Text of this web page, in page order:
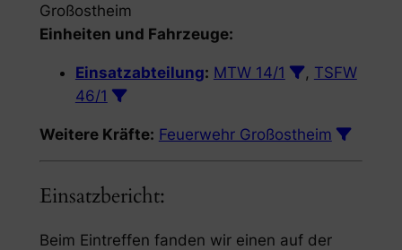
Großostheim
Einheiten und Fahrzeuge:
Einsatzabteilung: MTW 14/1 , TSFW
46/1
Weitere Kräfte: Feuerwehr Großostheim
Einsatzbericht:
Beim Eintreffen fanden wir einen auf der